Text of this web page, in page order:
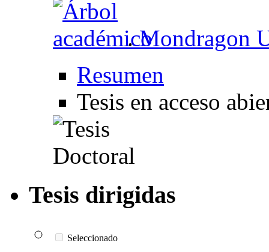
.Mondragon
Resumen
Tesis en acceso
Tesis dirigidas
Seleccionado